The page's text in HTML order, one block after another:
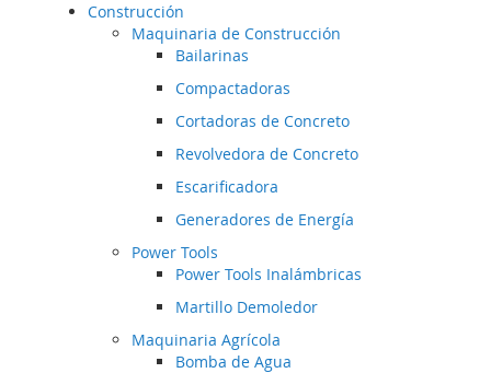
Construcción
Maquinaria de Construcción
Bailarinas
Compactadoras
Cortadoras de Concreto
Revolvedora de Concreto
Escarificadora
Generadores de Energía
Power Tools
Power Tools Inalámbricas
Martillo Demoledor
Maquinaria Agrícola
Bomba de Agua